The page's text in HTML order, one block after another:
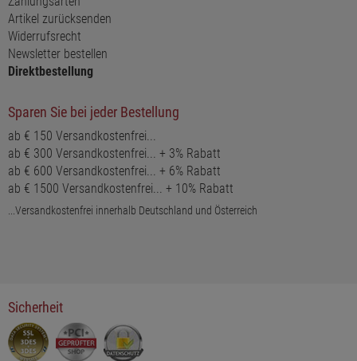
Artikel zurücksenden
Widerrufsrecht
Newsletter bestellen
Direktbestellung
Sparen Sie bei jeder Bestellung
ab € 150 Versandkostenfrei...
ab € 300 Versandkostenfrei... + 3% Rabatt
ab € 600 Versandkostenfrei... + 6% Rabatt
ab € 1500 Versandkostenfrei... + 10% Rabatt
...Versandkostenfrei innerhalb Deutschland und Österreich
Sicherheit